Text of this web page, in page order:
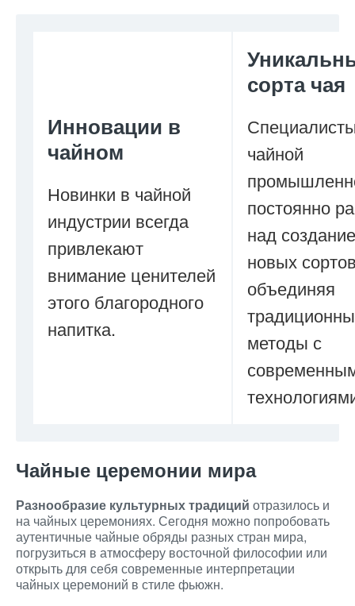
Инновации в
чайном
Новинки в чайной
индустрии всегда
привлекают
внимание ценителей
этого благородного
напитка.
сорта чая
чайной
постоянно
над
новых
объединяя
методы с
Чайные церемонии мира
Разнообразие культурных традиций отразилось и
на чайных церемониях. Сегодня можно попробовать
аутентичные чайные обряды разных стран мира,
погрузиться в атмосферу восточной философии или
открыть для себя современные интерпретации
чайных церемоний в стиле фьюжн.